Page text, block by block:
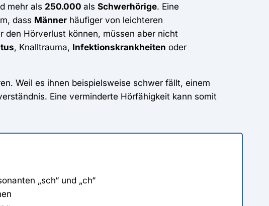
mehr als 250.000 als Schwerhörige. Eine
dass Männer häufiger von leichteren
den Hörverlust können, müssen aber nicht
, Knalltrauma, Infektionskrankheiten oder
Weil es ihnen beispielsweise schwer fällt, einem
Eine verminderte Hörfähigkeit kann somit
„sch“ und „ch“